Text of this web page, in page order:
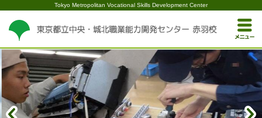
Tokyo Metropolitan Vocational Skills Development Center